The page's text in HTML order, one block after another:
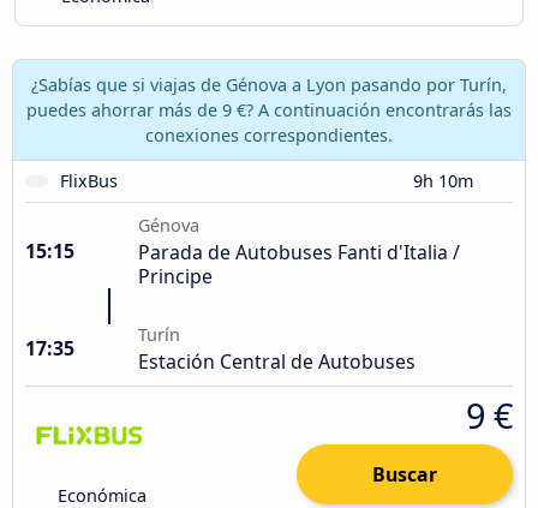
¿Sabías que si viajas de Génova a Lyon pasando por Turín,
puedes ahorrar más de 9 €? A continuación encontrarás las
conexiones correspondientes.
FlixBus
9h 10m
15:15
Génova
Parada de Autobuses Fanti d'Italia /
Principe
17:35
Turín
Estación Central de Autobuses
Económica
9 €
Buscar